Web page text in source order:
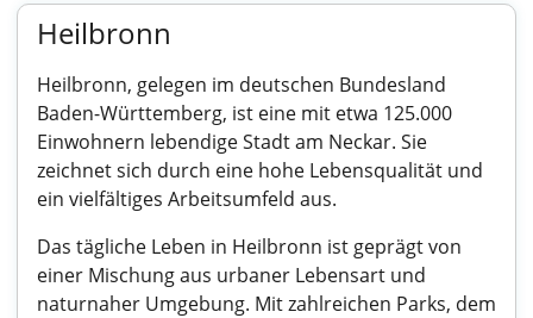
Heilbronn
Heilbronn, gelegen im deutschen Bundesland
Baden-Württemberg, ist eine mit etwa 125.000
Einwohnern lebendige Stadt am Neckar. Sie
zeichnet sich durch eine hohe Lebensqualität und
ein vielfältiges Arbeitsumfeld aus.
Das tägliche Leben in Heilbronn ist geprägt von
einer Mischung aus urbaner Lebensart und
naturnaher Umgebung. Mit zahlreichen Parks, dem